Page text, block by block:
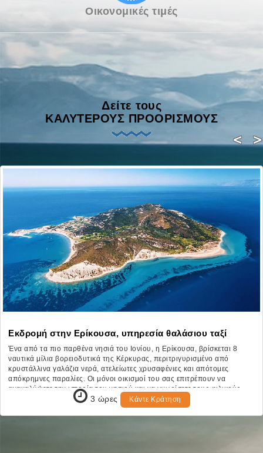
Οικονομικές τιμές
Δείτε τους
ΚΑΛΥΤΕΡΟΥΣ ΠΡΟΟΡΙΣΜΟΥΣ
Εκδρομή στην Ερίκουσα, υπηρεσία θαλάσιου ταξί
Ένα από τα πιο παρθένα νησιά του Ιονίου, η Ερίκουσα, βρίσκεται 8
ναυτικά μίλια βορειοδυτικά της Κέρκυρας, περιτριγυρισμένο από
κρυστάλλινα γαλάζια νερά, ατελείωτες χρυσαφένιες και απότομες
απόκρημνες παραλίες. Οι μόνοι οικισμοί του σας επιτρέπουν να
ανακαλύψετε την ιστορία του νησιού και να γνωρίσετε τους φιλικούς
ντόπιους -Τετάρτη 10:00 π.μ. έως 4:15 μ.μ και Κυριακή 10:00 π.μ. έως
3 ώρες Κάντε Κράτηση